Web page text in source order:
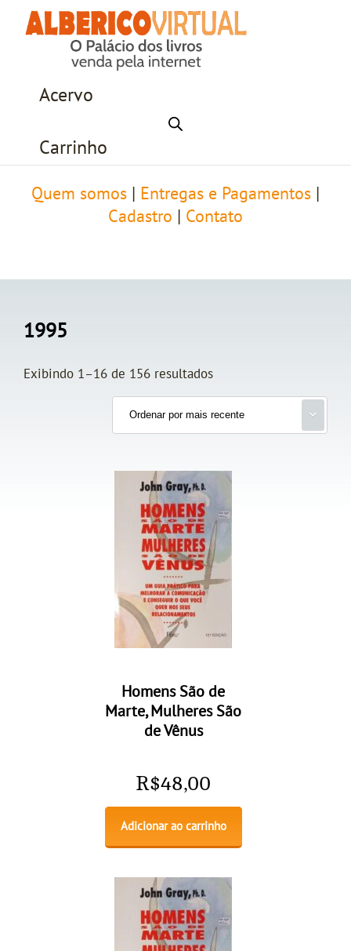
Acervo
Carrinho
Quem somos Entregas e Pagamentos
Cadastro
Contato
1995
Exibindo 1–16 de 156 resultados
Homens São de
Marte, Mulheres São
de Vênus
R$48,00
Adicionar ao carrinho